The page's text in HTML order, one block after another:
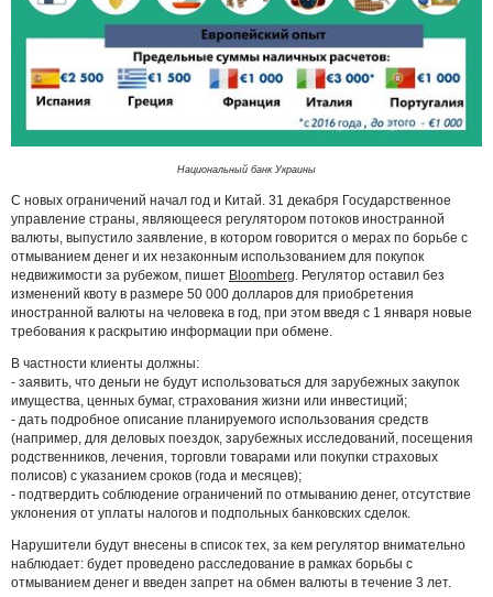
Национальный банк Украины
С новых ограничений начал год и Китай. 31 декабря Государственное
управление страны, являющееся регулятором потоков иностранной
валюты, выпустило заявление, в котором говорится о мерах по борьбе с
отмыванием денег и их незаконным использованием для покупок
недвижимости за рубежом, пишет Bloomberg. Регулятор оставил без
изменений квоту в размере 50 000 долларов для приобретения
иностранной валюты на человека в год, при этом введя с 1 января новые
требования к раскрытию информации при обмене.
В частности клиенты должны:
- заявить, что деньги не будут использоваться для зарубежных закупок
имущества, ценных бумаг, страхования жизни или инвестиций;
- дать подробное описание планируемого использования средств
(например, для деловых поездок, зарубежных исследований, посещения
родственников, лечения, торговли товарами или покупки страховых
полисов) с указанием сроков (года и месяцев);
- подтвердить соблюдение ограничений по отмыванию денег, отсутствие
уклонения от уплаты налогов и подпольных банковских сделок.
Нарушители будут внесены в список тех, за кем регулятор внимательно
наблюдает: будет проведено расследование в рамках борьбы с
отмыванием денег и введен запрет на обмен валюты в течение 3 лет.